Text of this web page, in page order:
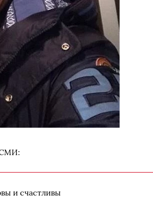
СМИ:
и счастливы